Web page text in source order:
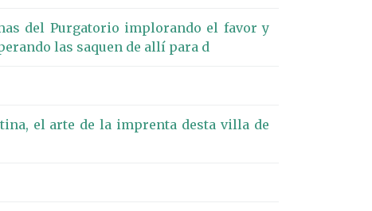
del Purgatorio implorando el favor y
las saquen de allí para d
el arte de la imprenta desta villa de